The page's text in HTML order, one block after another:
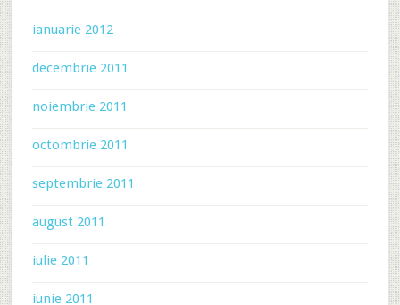
ianuarie 2012
decembrie 2011
noiembrie 2011
octombrie 2011
septembrie 2011
august 2011
iulie 2011
iunie 2011